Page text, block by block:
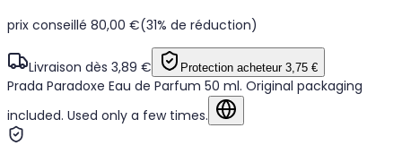
Prada Paradoxe Eau de Parfum 50 ml. Original packaging
included. Used only a few times.
prix conseillé 80,00 €(31% de réduction)
Livraison dès 3,89 € Protection acheteur 3,75 €